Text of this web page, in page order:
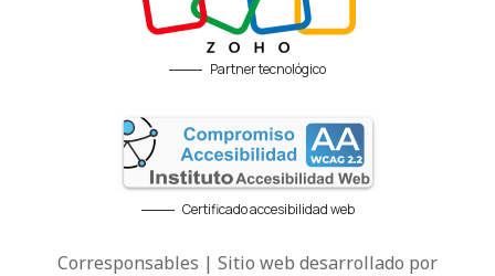
Partner tecnológico
Certificado accesibilidad web
Corresponsables | Sitio web desarrollado por